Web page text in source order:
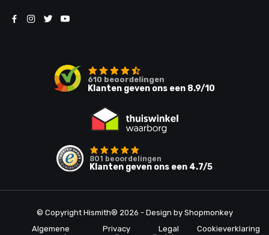
610 beoordelingen
Klanten geven ons een 8.9/10
801 beoordelingen
Klanten geven ons een 4.7/5
© Copyright Hismith® 2026 - Design by Shopmonkey
Algemene
Privacy
Legal
Cookieverklaring